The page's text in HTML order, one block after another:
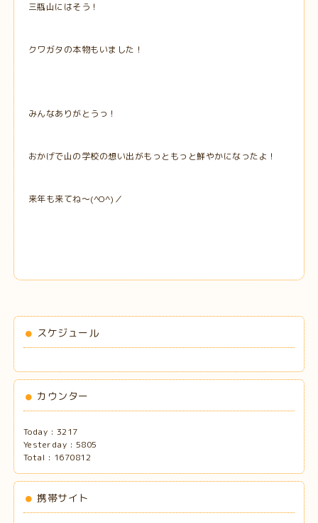
三瓶山にはそう！
クワガタの本物もいました！
みんなありがとうっ！
おかげで山の学校の想い出がもっともっと鮮やかになったよ！
来年も来てね～(^O^)／
スケジュール
カウンター
Today : 3217
Yesterday : 5805
Total : 1670812
携帯サイト